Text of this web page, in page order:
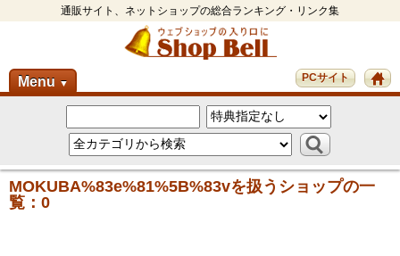
通販サイト、ネットショップの総合ランキング・リンク集
Menu ▼ PCサイト
MOKUBA%83e%81%5B%83vを扱うショップの一
覧：0